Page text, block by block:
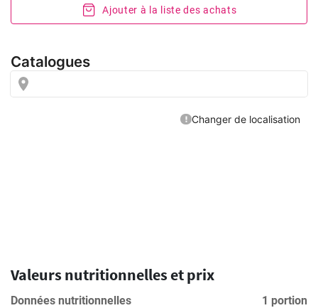
Ajouter à la liste des achats
Valeurs nutritionnelles et prix
Données nutritionnelles
1 portion